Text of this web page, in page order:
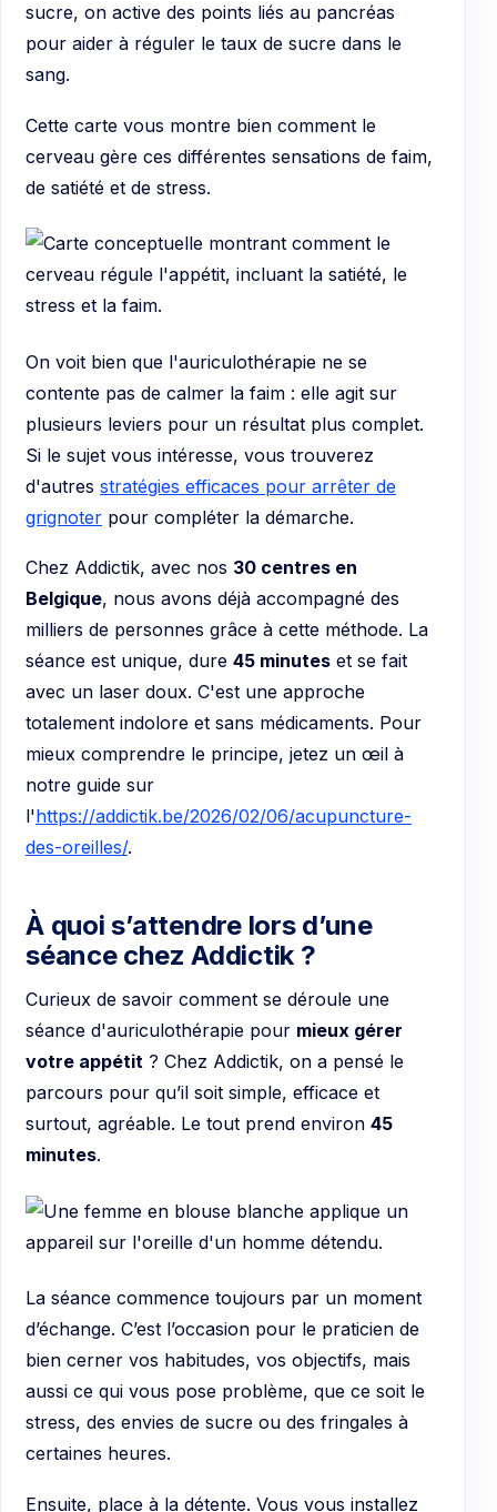
sucre, on active des points liés au pancréas
pour aider à réguler le taux de sucre dans le
sang.
Cette carte vous montre bien comment le
cerveau gère ces différentes sensations de faim,
de satiété et de stress.
On voit bien que l'auriculothérapie ne se
contente pas de calmer la faim : elle agit sur
plusieurs leviers pour un résultat plus complet.
Si le sujet vous intéresse, vous trouverez
d'autres stratégies efficaces pour arrêter de
grignoter pour compléter la démarche.
Chez Addictik, avec nos 30 centres en
Belgique, nous avons déjà accompagné des
milliers de personnes grâce à cette méthode. La
séance est unique, dure 45 minutes et se fait
avec un laser doux. C'est une approche
totalement indolore et sans médicaments. Pour
mieux comprendre le principe, jetez un œil à
notre guide sur
l'https://addictik.be/2026/02/06/acupuncture-
des-oreilles/.
À quoi s’attendre lors d’une
séance chez Addictik ?
Curieux de savoir comment se déroule une
séance d'auriculothérapie pour mieux gérer
votre appétit ? Chez Addictik, on a pensé le
parcours pour qu’il soit simple, efficace et
surtout, agréable. Le tout prend environ 45
minutes.
La séance commence toujours par un moment
d’échange. C’est l’occasion pour le praticien de
bien cerner vos habitudes, vos objectifs, mais
aussi ce qui vous pose problème, que ce soit le
stress, des envies de sucre ou des fringales à
certaines heures.
Ensuite, place à la détente. Vous vous installez